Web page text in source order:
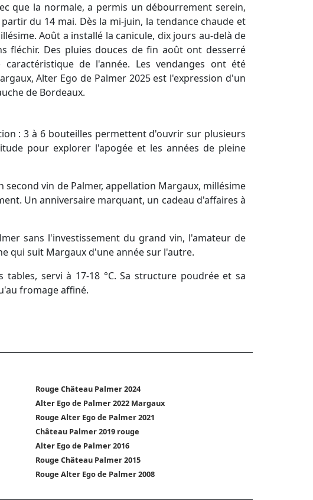
que la normale, a permis un débourrement serein,
du 14 mai. Dès la mi-juin, la tendance chaude et
Août a installé la canicule, dix jours au-delà de
fléchir. Des pluies douces de fin août ont desserré
de l'année. Les vendanges ont été
Alter Ego de Palmer 2025 est l'expression d'un
de Bordeaux.
: 3 à 6 bouteilles permettent d'ouvrir sur plusieurs
pour explorer l'apogée et les années de pleine
vin de Palmer, appellation Margaux, millésime
Un anniversaire marquant, un cadeau d'affaires à
sans l'investissement du grand vin, l'amateur de
qui suit Margaux d'une année sur l'autre.
servi à 17-18 °C. Sa structure poudrée et sa
fromage affiné.
Rouge Château Palmer 2024
Alter Ego de Palmer 2022 Margaux
Rouge Alter Ego de Palmer 2021
Château Palmer 2019 rouge
Alter Ego de Palmer 2016
Rouge Château Palmer 2015
Rouge Alter Ego de Palmer 2008